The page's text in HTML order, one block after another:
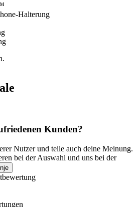
Halterung
Kunden?
Nutzer und teile auch deine Meinung.
bei der Auswahl und uns bei der